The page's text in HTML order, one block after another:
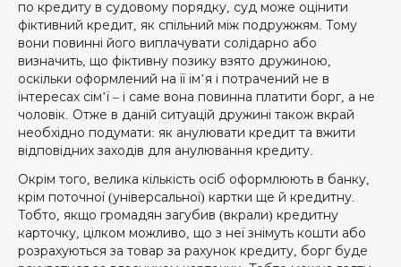
по кредиту в судовому порядку, суд може оцінити
фіктивний кредит, як спільний між подружжям. Тому
вони повинні його виплачувати солідарно або
визначить, що фіктивну позику взято дружиною,
оскільки оформлений на її ім’я і потрачений не в
інтересах сім’ї – і саме вона повинна платити борг, а не
чоловік. Отже в даній ситуацій дружині також вкрай
необхідно подумати: як анулювати кредит та вжити
відповідних заходів для анулювання кредиту.
Окрім того, велика кількість осіб оформлюють в банку,
крім поточної (універсальної) картки ще й кредитну.
Тобто, якщо громадян загубив (вкрали) кредитну
карточку, цілком можливо, що з неї знімуть кошти або
розрахуються за товар за рахунок кредиту, борг буде